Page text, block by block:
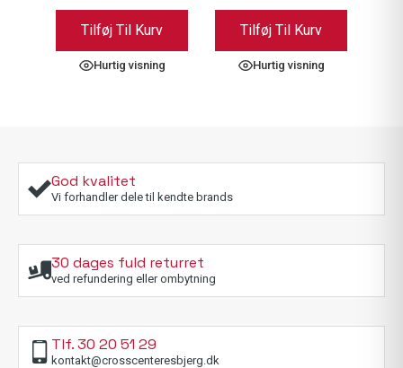
Tilføj Til Kurv
Hurtig visning
Tilføj Til Kurv
Hurtig visning
God kvalitet
Vi forhandler dele til kendte brands
30 dages fuld returret
ved refundering eller ombytning
Tlf. 30 20 51 29
kontakt@crosscenteresbjerg.dk